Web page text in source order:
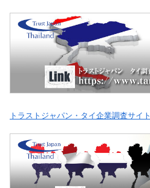
トラストジャパン・タイ企業調査サイト